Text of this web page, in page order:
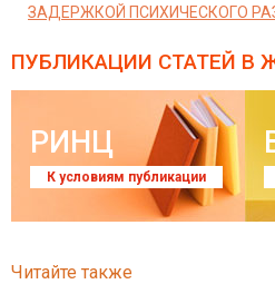
ЗАДЕРЖКОЙ ПСИХИЧЕСКОГО
ПУБЛИКАЦИИ СТАТЕЙ В
РИНЦ
К условиям публикации
Читайте также